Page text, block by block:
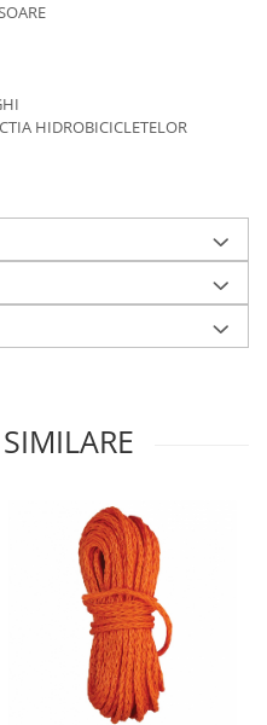
HIDROBICICLETELOR